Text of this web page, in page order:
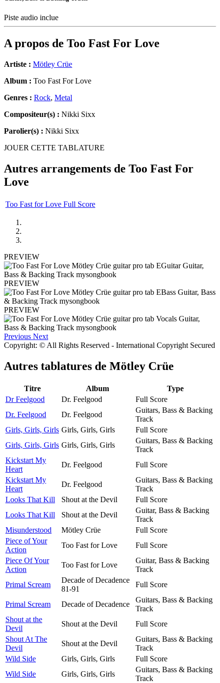
Piste audio inclue
A propos de Too Fast For Love
Artiste : Mötley Crüe
Album : Too Fast For Love
Genres : Rock, Metal
Compositeur(s) : Nikki Sixx
Parolier(s) : Nikki Sixx
JOUER CETTE TABLATURE
Autres arrangements de Too Fast For
Love
Too Fast for Love Full Score
PREVIEW
PREVIEW
PREVIEW
Previous Next
Copyright: © All Rights Reserved - International Copyright Secured
Autres tablatures de Mötley Crüe
Titre Album
Type
Dr Feelgood
Dr. Feelgood
Full Score
Dr. Feelgood
Dr. Feelgood
Guitars, Bass & Backing
Track
Girls, Girls, Girls Girls, Girls, Girls
Full Score
Girls, Girls, Girls Girls, Girls, Girls
Guitars, Bass & Backing
Track
Kickstart My
Heart
Dr. Feelgood
Full Score
Kickstart My
Heart
Dr. Feelgood
Guitars, Bass & Backing
Track
Looks That Kill
Shout at the Devil
Full Score
Looks That Kill
Shout at the Devil
Guitar, Bass & Backing
Track
Misunderstood
Mötley Crüe
Full Score
Piece of Your
Action
Too Fast for Love
Full Score
Piece Of Your
Action
Too Fast for Love
Guitar, Bass & Backing
Track
Primal Scream
Decade of Decadence
81-91
Full Score
Primal Scream Decade of Decadence
Guitars, Bass & Backing
Track
Shout at the
Devil
Shout at the Devil
Full Score
Shout At The
Devil
Shout at the Devil
Guitars, Bass & Backing
Track
Wild Side
Girls, Girls, Girls
Full Score
Wild Side
Girls, Girls, Girls
Guitars, Bass & Backing
Track